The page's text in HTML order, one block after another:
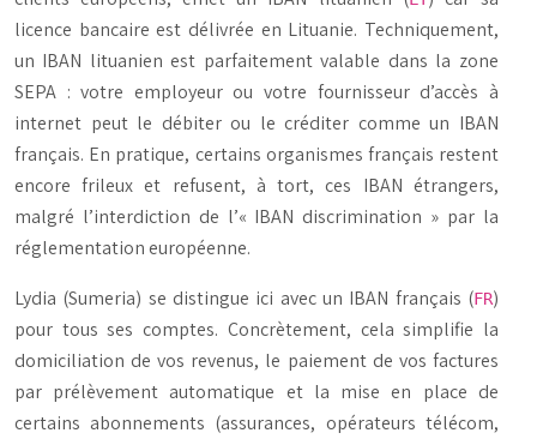
licence bancaire est délivrée en Lituanie. Techniquement,
un IBAN lituanien est parfaitement valable dans la zone
SEPA : votre employeur ou votre fournisseur d’accès à
internet peut le débiter ou le créditer comme un IBAN
français. En pratique, certains organismes français restent
encore frileux et refusent, à tort, ces IBAN étrangers,
malgré l’interdiction de l’« IBAN discrimination » par la
réglementation européenne.
Lydia (Sumeria) se distingue ici avec un IBAN français (FR)
pour tous ses comptes. Concrètement, cela simplifie la
domiciliation de vos revenus, le paiement de vos factures
par prélèvement automatique et la mise en place de
certains abonnements (assurances, opérateurs télécom,